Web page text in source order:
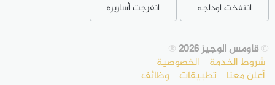
انتفخت اوداجه
انفرجت أساريره
©قاومس الوجيز 2026 ®
شروط الخدمة الخصوصية
أعلن معنا تطبيقات وظائف